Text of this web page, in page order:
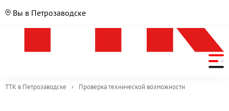
Вы в Петрозаводске
ТТК в Петрозаводске › Проверка технической возможности